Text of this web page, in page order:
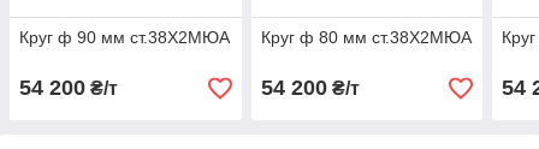
Круг ф 90 мм ст.38Х2МЮА
54 200 ₴/т
Круг ф 80 мм ст.38Х2МЮА
54 200₴/т 54